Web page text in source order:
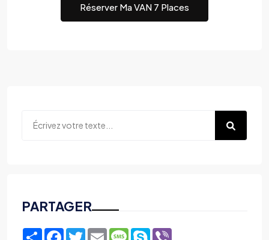
Réserver Ma VAN 7 Places
PARTAGER
ShareFacebook
TwitterEmailMessage
Skype